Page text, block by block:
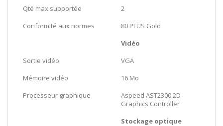
Qté max supportée
2
Conformité aux normes
80 PLUS Gold
Vidéo
Sortie vidéo
VGA
Mémoire vidéo
16 Mo
Processeur graphique
Aspeed AST2300 2D
Graphics Controller
Stockage optique